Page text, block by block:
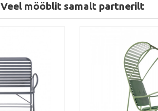
Veel mööblit samalt partnerilt